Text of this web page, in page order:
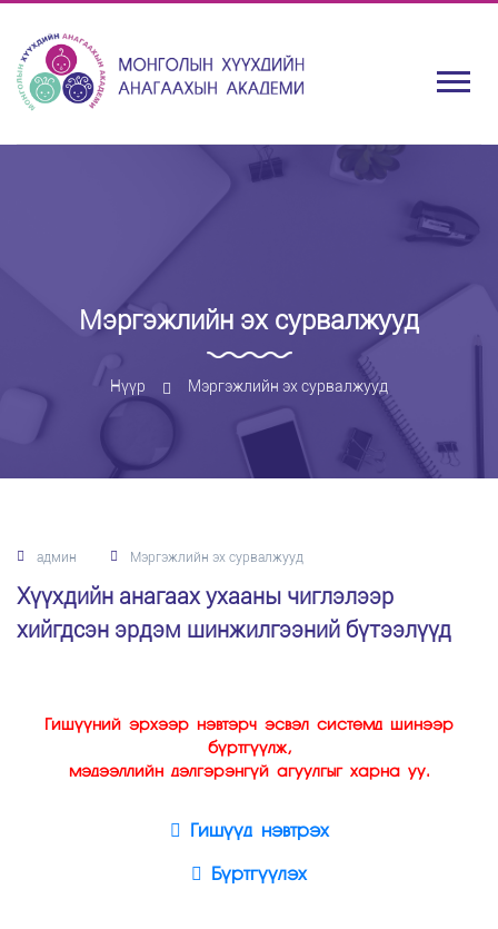
Мэргэжлийн эх сурвалжууд
Нүүр Мэргэжлийн эх сурвалжууд
админ Мэргэжлийн эх сурвалжууд
Хүүхдийн анагаах ухааны чиглэлээр
хийгдсэн эрдэм шинжилгээний бүтээлүүд
Гишүүний эрхээр нэвтэрч эсвэл системд шинээр
бүртгүүлж,
мэдээллийн дэлгэрэнгүй агуулгыг харна уу.
Гишүүд нэвтрэх
Бүртгүүлэх